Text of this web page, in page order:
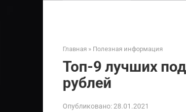
Главная » Полезная информация
Топ-9 лучших
рублей
Опубликовано:28.01.2021